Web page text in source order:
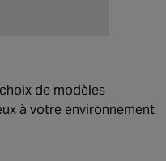
de modèles
à votre environnement